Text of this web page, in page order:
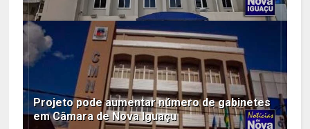
Projeto pode aumentar número de gabinetes
em Câmara de Nova Iguaçu